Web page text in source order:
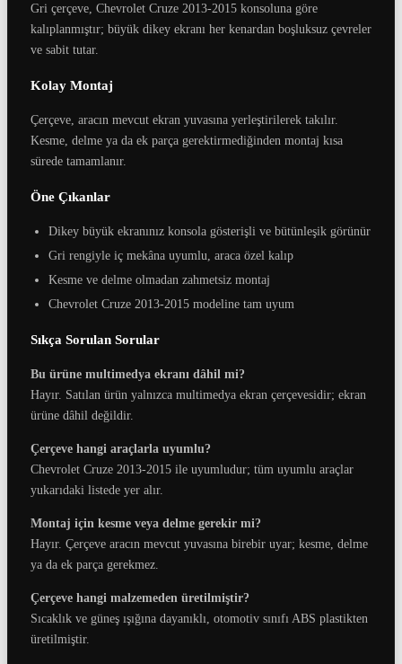
Gri çerçeve, Chevrolet Cruze 2013-2015 konsoluna göre
kalıplanmıştır; büyük dikey ekranı her kenardan boşluksuz çevreler
ve sabit tutar.
Kolay Montaj
Çerçeve, aracın mevcut ekran yuvasına yerleştirilerek takılır.
Kesme, delme ya da ek parça gerektirmediğinden montaj kısa
sürede tamamlanır.
Öne Çıkanlar
Dikey büyük ekranınız konsola gösterişli ve bütünleşik görünür
Gri rengiyle iç mekâna uyumlu, araca özel kalıp
Kesme ve delme olmadan zahmetsiz montaj
Chevrolet Cruze 2013-2015 modeline tam uyum
Sıkça Sorulan Sorular
Bu ürüne multimedya ekranı dâhil mi?
Hayır. Satılan ürün yalnızca multimedya ekran çerçevesidir; ekran
ürüne dâhil değildir.
Çerçeve hangi araçlarla uyumlu?
Chevrolet Cruze 2013-2015 ile uyumludur; tüm uyumlu araçlar
yukarıdaki listede yer alır.
Montaj için kesme veya delme gerekir mi?
Hayır. Çerçeve aracın mevcut yuvasına birebir uyar; kesme, delme
ya da ek parça gerekmez.
Çerçeve hangi malzemeden üretilmiştir?
Sıcaklık ve güneş ışığına dayanıklı, otomotiv sınıfı ABS plastikten
üretilmiştir.